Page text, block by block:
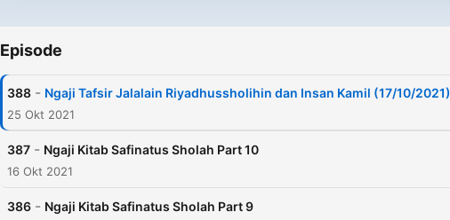
Episode
388 - Ngaji Tafsir Jalalain Riyadhussholihin dan Insan Kamil (17/10/2021)
25 Okt 2021
387 - Ngaji Kitab Safinatus Sholah Part 10
16 Okt 2021
386 - Ngaji Kitab Safinatus Sholah Part 9